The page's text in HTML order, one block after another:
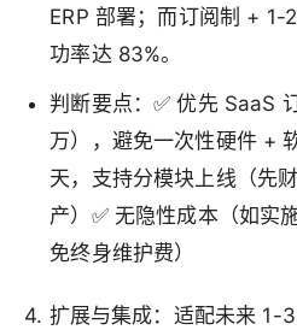
ERP 部署；而订阅制 + 1-
功率达 83%。
判断要点：✅ 优先 SaaS
万），避免一次性硬件 +
天，支持分模块上线（先
产）✅ 无隐性成本（如实
免终身维护费）
4. 扩展与集成：适配未来 1-